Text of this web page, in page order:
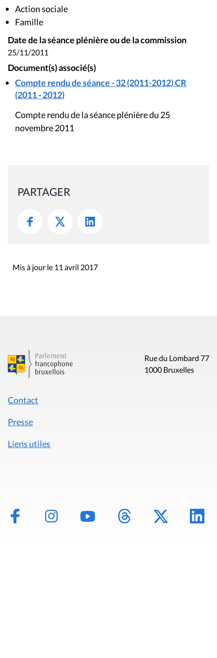
Action sociale
Famille
Date de la séance plénière ou de la commission
25/11/2011
Document(s) associé(s)
Compte rendu de séance - 32 (2011-2012) CR
(2011 - 2012)
Compte rendu de la séance plénière du 25
novembre 2011
PARTAGER
Mis à jour le 11 avril 2017
Rue du Lombard 77
1000 Bruxelles
Contact
Presse
Liens utiles